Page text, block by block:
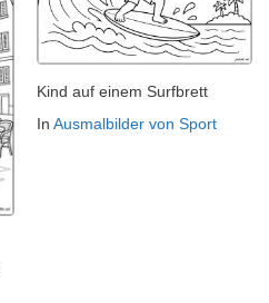
Kind auf einem Surfbrett
In Ausmalbilder von Sport